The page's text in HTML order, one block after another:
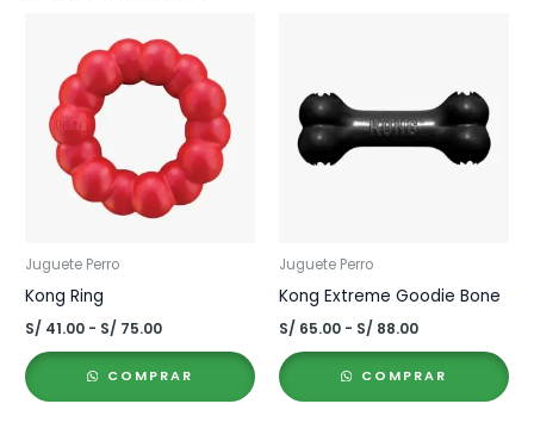
Juguete Perro
Kong Ring
S/ 41.00 - S/ 75.00Rango
desde
S/ 41.00
COMPRAR
Juguete Perro
Kong Extreme Goodie Bone
S/ 65.00 - S/ 88.00Rango
desde
S/ 65.00
COMPRAR